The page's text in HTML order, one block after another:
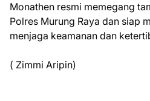
Monathen resmi memegang
Polres Murung Raya dan siap
menjaga keamanan dan
( Zimmi Aripin)